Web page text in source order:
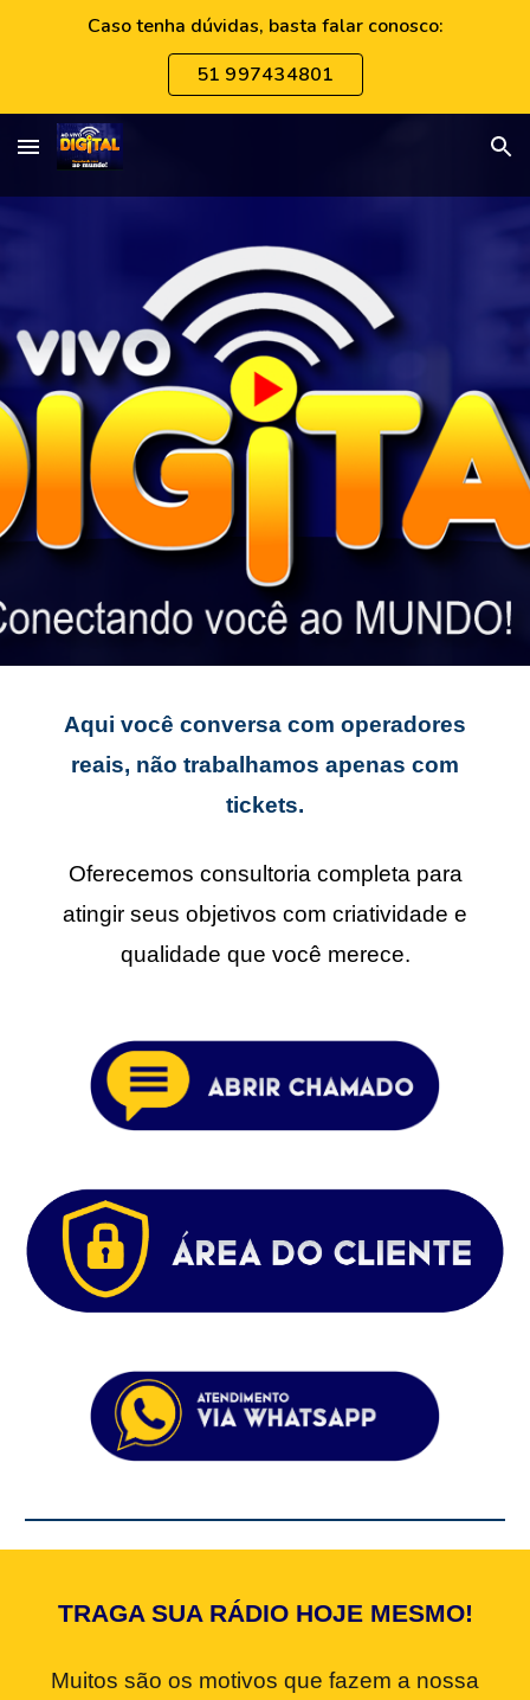
Caso tenha dúvidas, basta falar conosco:
51 997434801
Aqui você conversa com operadores
reais, não trabalhamos apenas com
tickets.
Oferecemos consultoria completa para
atingir seus objetivos com criatividade e
qualidade que você merece.
TRAGA SUA RÁDIO HOJE MESMO!
Muitos são os motivos que fazem a nossa